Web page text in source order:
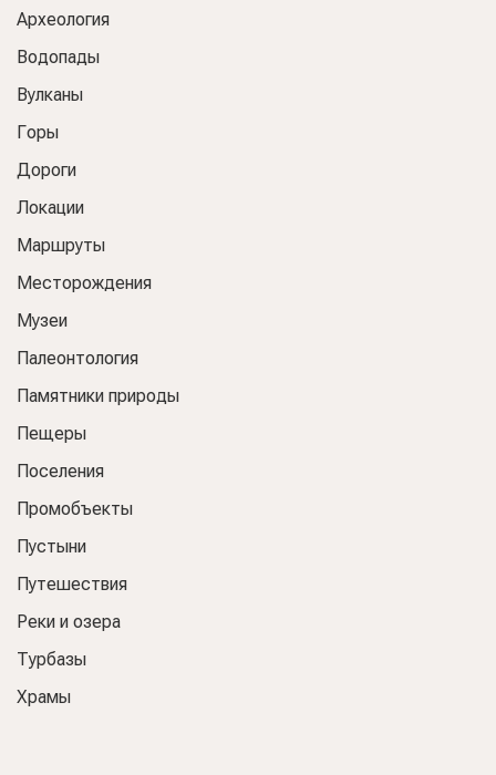
Археология
Водопады
Вулканы
Горы
Дороги
Локации
Маршруты
Месторождения
Музеи
Палеонтология
Памятники природы
Пещеры
Поселения
Промобъекты
Пустыни
Путешествия
Реки и озера
Турбазы
Храмы